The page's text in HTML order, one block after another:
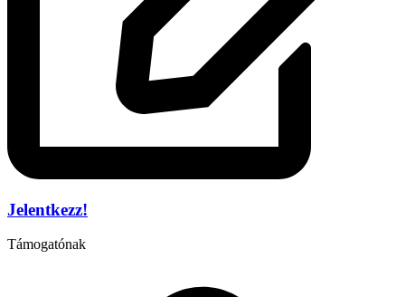
Jelentkezz!
Támogatónak